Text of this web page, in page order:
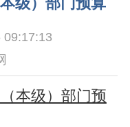
级）部门预算
09:17:13
本级）部门预